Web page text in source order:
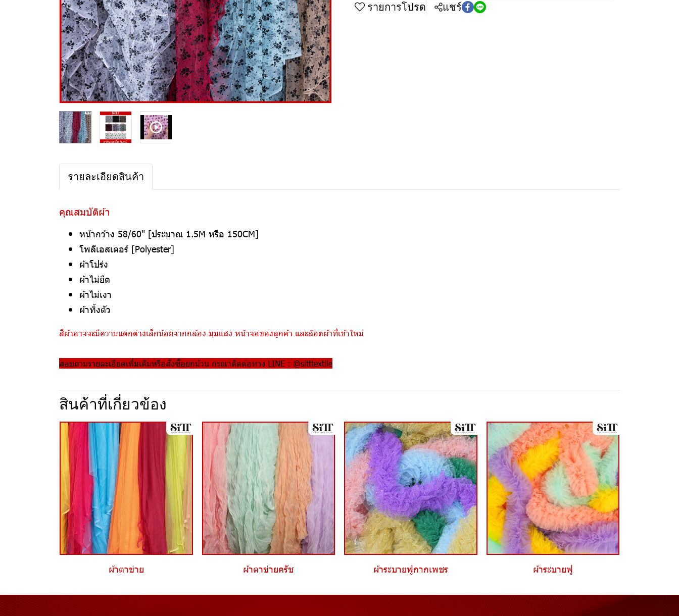
รายการโปรด แชร์
รายละเอียดสินค้า
คุณสมบัติผ้า
หน้ากว้าง 58/60" [ประมาณ 1.5M หรือ 150CM]
โพลีเอสเตอร์ [Polyester]
ผ้าโปร่ง
ผ้าไม่ยืด
ผ้าไม่เงา
ผ้าทิ้งตัว
สีผ้าอาจจะมีความแตกต่างเล็กน้อยจากกล้อง มุมแสง หน้าจอของลูกค้า และล๊อตผ้าที่เข้าใหม่
สอบถามรายละเอียดเพิ่มเติมหรือสั่งซื้อยกม้วน กรุณาติดต่อทาง LINE : @sitttextile
สินค้าที่เกี่ยวข้อง
ผ้าตาข่าย ผ้าตาข่ายครัช ผ้าระบายฟูกากเพชร ผ้าระบายฟู